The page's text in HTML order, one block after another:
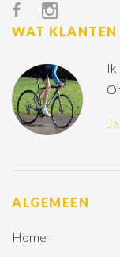
WAT KLANTEN
Ik
ALGEMEEN
Home